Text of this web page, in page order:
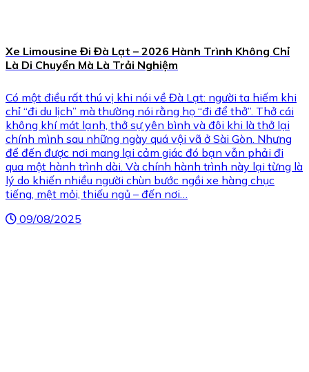
Xe Limousine Đi Đà Lạt – 2026 Hành Trình Không Chỉ
Là Di Chuyển Mà Là Trải Nghiệm
Có một điều rất thú vị khi nói về Đà Lạt: người ta hiếm khi
chỉ “đi du lịch” mà thường nói rằng họ “đi để thở”. Thở cái
không khí mát lạnh, thở sự yên bình và đôi khi là thở lại
chính mình sau những ngày quá vội vã ở Sài Gòn. Nhưng
để đến được nơi mang lại cảm giác đó bạn vẫn phải đi
qua một hành trình dài. Và chính hành trình này lại từng là
lý do khiến nhiều người chùn bước ngồi xe hàng chục
tiếng, mệt mỏi, thiếu ngủ – đến nơi…
09/08/2025